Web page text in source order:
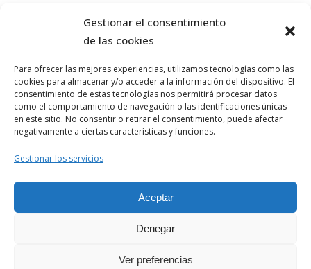
Gestionar el consentimiento
de las cookies
Para ofrecer las mejores experiencias, utilizamos tecnologías como las
cookies para almacenar y/o acceder a la información del dispositivo. El
consentimiento de estas tecnologías nos permitirá procesar datos
como el comportamiento de navegación o las identificaciones únicas
en este sitio. No consentir o retirar el consentimiento, puede afectar
negativamente a ciertas características y funciones.
Gestionar los servicios
Aceptar
Denegar
Ver preferencias
Política de Privacidad
Politica de Cookies
© 1982-2023 Todos los derechos
Deportivos de Alicante s.l.